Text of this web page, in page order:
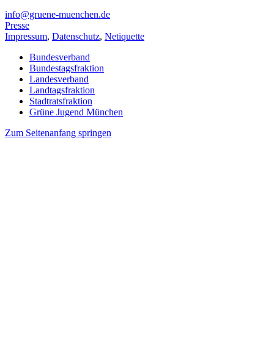
info@gruene-muenchen.de
Presse
Impressum, Datenschutz, Netiquette
Bundesverband
Bundestagsfraktion
Landesverband
Landtagsfraktion
Stadtratsfraktion
Grüne Jugend München
Zum Seitenanfang springen